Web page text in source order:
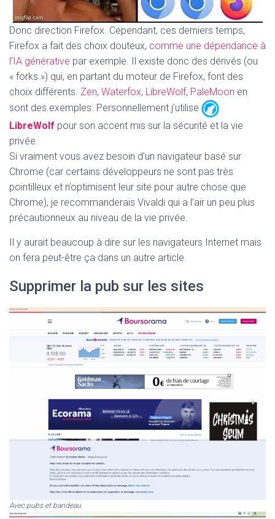
Donc direction Firefox. Cependant, ces derniers temps,
Firefox a fait des choix douteux, comme une dépendance à
l’IA générative par exemple. Il existe donc des dérivés (ou
« forks ») qui, en partant du moteur de Firefox, font des
choix différents. Zen, Waterfox, LibreWolf, PaleMoon en
sont des exemples. Personnellement j’utilise
LibreWolf pour son accent mis sur la sécurité et la vie
privée.
Si vraiment vous avez besoin d’un navigateur basé sur
Chrome (car certains développeurs ne sont pas très
pointilleux et n’optimisent leur site pour autre chose que
Chrome), je recommanderais Vivaldi qui a l’air un peu plus
précautionneux au niveau de la vie privée.
Il y aurait beaucoup à dire sur les navigateurs Internet mais
on fera peut-être ça dans un autre article.
Supprimer la pub sur les sites
Avec pubs et bandeau